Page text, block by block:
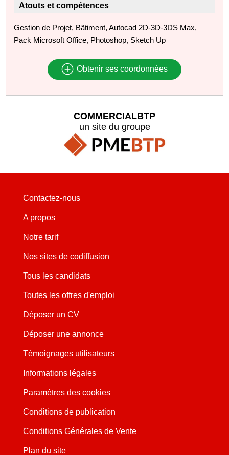
Atouts et compétences
Gestion de Projet, Bâtiment, Autocad 2D-3D-3DS Max,
Pack Microsoft Office, Photoshop, Sketch Up
Obtenir ses coordonnées
COMMERCIALBTP
un site du groupe
Contactez-nous
A propos
Notre tarif
Nos sites de codiffusion
Tous les candidats
Toutes les offres d'emploi
Déposer un CV
Déposer une annonce
Témoignages utilisateurs
Informations légales
Paramètres des cookies
Conditions de publication
Conditions Générales de Vente
Plan du site